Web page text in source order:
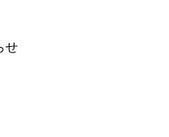
せ